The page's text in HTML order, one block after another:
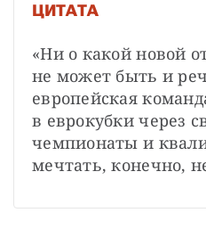
ЦИТАТА
«Ни о какой новой
не может быть и
европейская
в еврокубки через
чемпионаты и
мечтать, конечно,